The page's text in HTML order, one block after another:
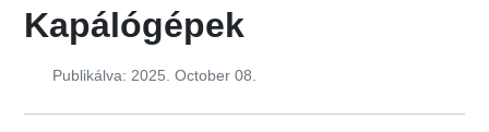
Kapálógépek
Publikálva: 2025. October 08.